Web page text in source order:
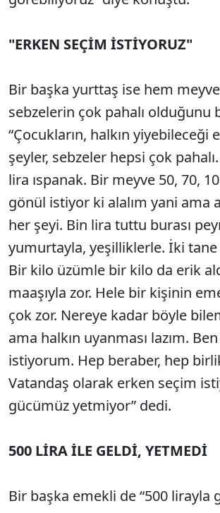
"ERKEN SEÇİM İSTİYORUZ"
Bir başka yurttaş ise hem
sebzelerin çok pahalı olduğunu
“Çocukların, halkın yiyebileceği
şeyler, sebzeler hepsi çok
lira ıspanak. Bir meyve 50, 70,
gönül istiyor ki alalım yani ama
her şeyi. Bin lira tuttu burası
yumurtayla, yeşilliklerle. İki tane
Bir kilo üzümle bir kilo da erik
maaşıyla zor. Hele bir kişinin
çok zor. Nereye kadar böyle
ama halkın uyanması lazım.
istiyorum. Hep beraber, hep
Vatandaş olarak erken seçim
gücümüz yetmiyor” dedi.
500 LİRA İLE GELDİ, YETMEDİ
Bir başka emekli de “500 lirayla